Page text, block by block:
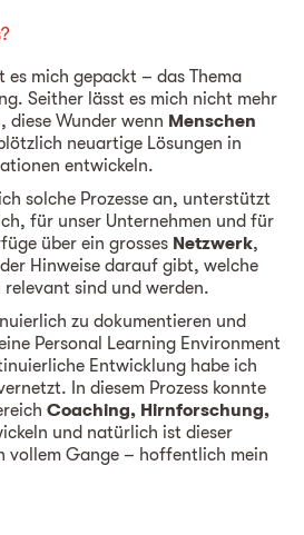
mich gepackt – das Thema
Seither lässt es mich nicht mehr
diese Wunder wenn Menschen
neuartige Lösungen in
entwickeln.
solche Prozesse an, unterstützt
für unser Unternehmen und für
über ein grosses Netzwerk,
Hinweise darauf gibt, welche
relevant sind und werden.
zu dokumentieren und
Personal Learning Environment
Entwicklung habe ich
In diesem Prozess konnte
Coaching, Hirnforschung,
und natürlich ist dieser
vollem Gange – hoffentlich mein